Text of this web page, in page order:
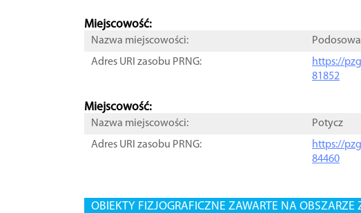
Miejscowość:
Nazwa miejscowości:
Podosowa
Adres URI zasobu PRNG:
https://
81852
Miejscowość:
Nazwa miejscowości:
Potycz
Adres URI zasobu PRNG:
https://
84460
OBIEKTY FIZJOGRAFICZNE ZAWARTE NA OBSZARZE